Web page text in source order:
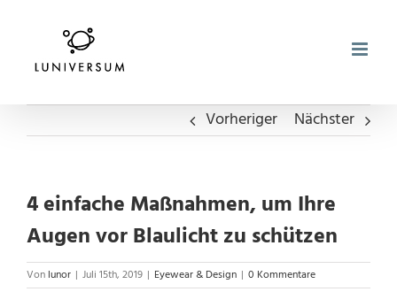
springen
Vorheriger Nächster
4 einfache Maßnahmen, um Ihre
Augen vor Blaulicht zu schützen
Von lunor | Juli 15th, 2019 | Eyewear & Design | 0 Kommentare